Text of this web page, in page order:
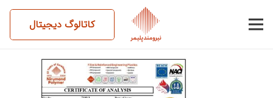
کاتالوگ دیجیتال
14040706AM14-7101-1